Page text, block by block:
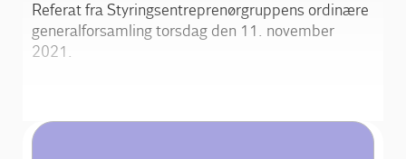
Nyhusentreprenørerne
Referat fra Styringsentreprenørgruppens ordinære
generalforsamling torsdag den 11. november
2021.